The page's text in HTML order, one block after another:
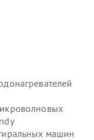
машин